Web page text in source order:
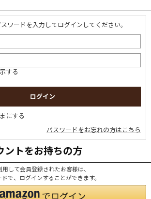
ワードを入力してログインしてください。
する
にする
パスワードをお忘れの方はこちら
ントをお持ちの方
して会員登録されたお客様は、
で、ログインすることができます。